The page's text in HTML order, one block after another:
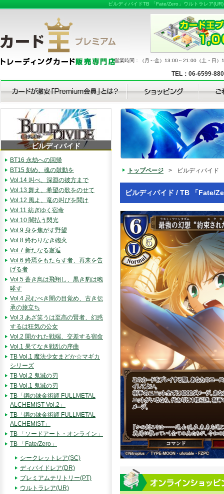
ビルディバイドTB 「Fate/Zero」ウルトラレア
営業時間：（月～金）13:00～21:00（土・日
TEL：06-6599-
トップページ > ビルディバイド
ビルディバイド / TB 「Fate/
ビルディバイド
BT16 永劫への回帰
BT15 刻め、魂の鼓動を
Vol.14 叫べ、深淵の彼方まで
Vol.13 舞え、希望の歌をのせて
Vol.12 風よ、竜の叫びを聞け
Vol.11 紡ぎゆく宿命
Vol.10 闇払う閃光
Vol.9 身を焦がす野望
Vol.8 終わりなき砲火
Vol.7 新たなる邂逅
Vol.6 終焉をもたらす者、再来を告
げる者
Vol.5 蒼き鳥は飛翔し、黒き豹は咆
哮す
Vol.4 忌むべき闇の目覚め、古き伝
承の旅立ち
Vol.3 あざ笑うは至高の賢者、幻惑
するは狂気の公女
Vol.2 開かれた戦端、交差する宿命
Vol.1 果てなき戦乱の序曲
TB Vol.1 魔法少女まどか☆マギカ
シリーズ
TB Vol.2 鬼滅の刃
TB Vol.1 鬼滅の刃
TB「鋼の錬金術師 FULLMETAL
ALCHEMIST Vol.2」
TB「鋼の錬金術師 FULLMETAL
ALCHEMIST」
TB 「ソードアート・オンライン」
TB 「Fate/Zero」
シークレットレア(SC)
ディバイドレア(DR)
プレミアムテリトリー(PT)
ウルトラレア(UR)